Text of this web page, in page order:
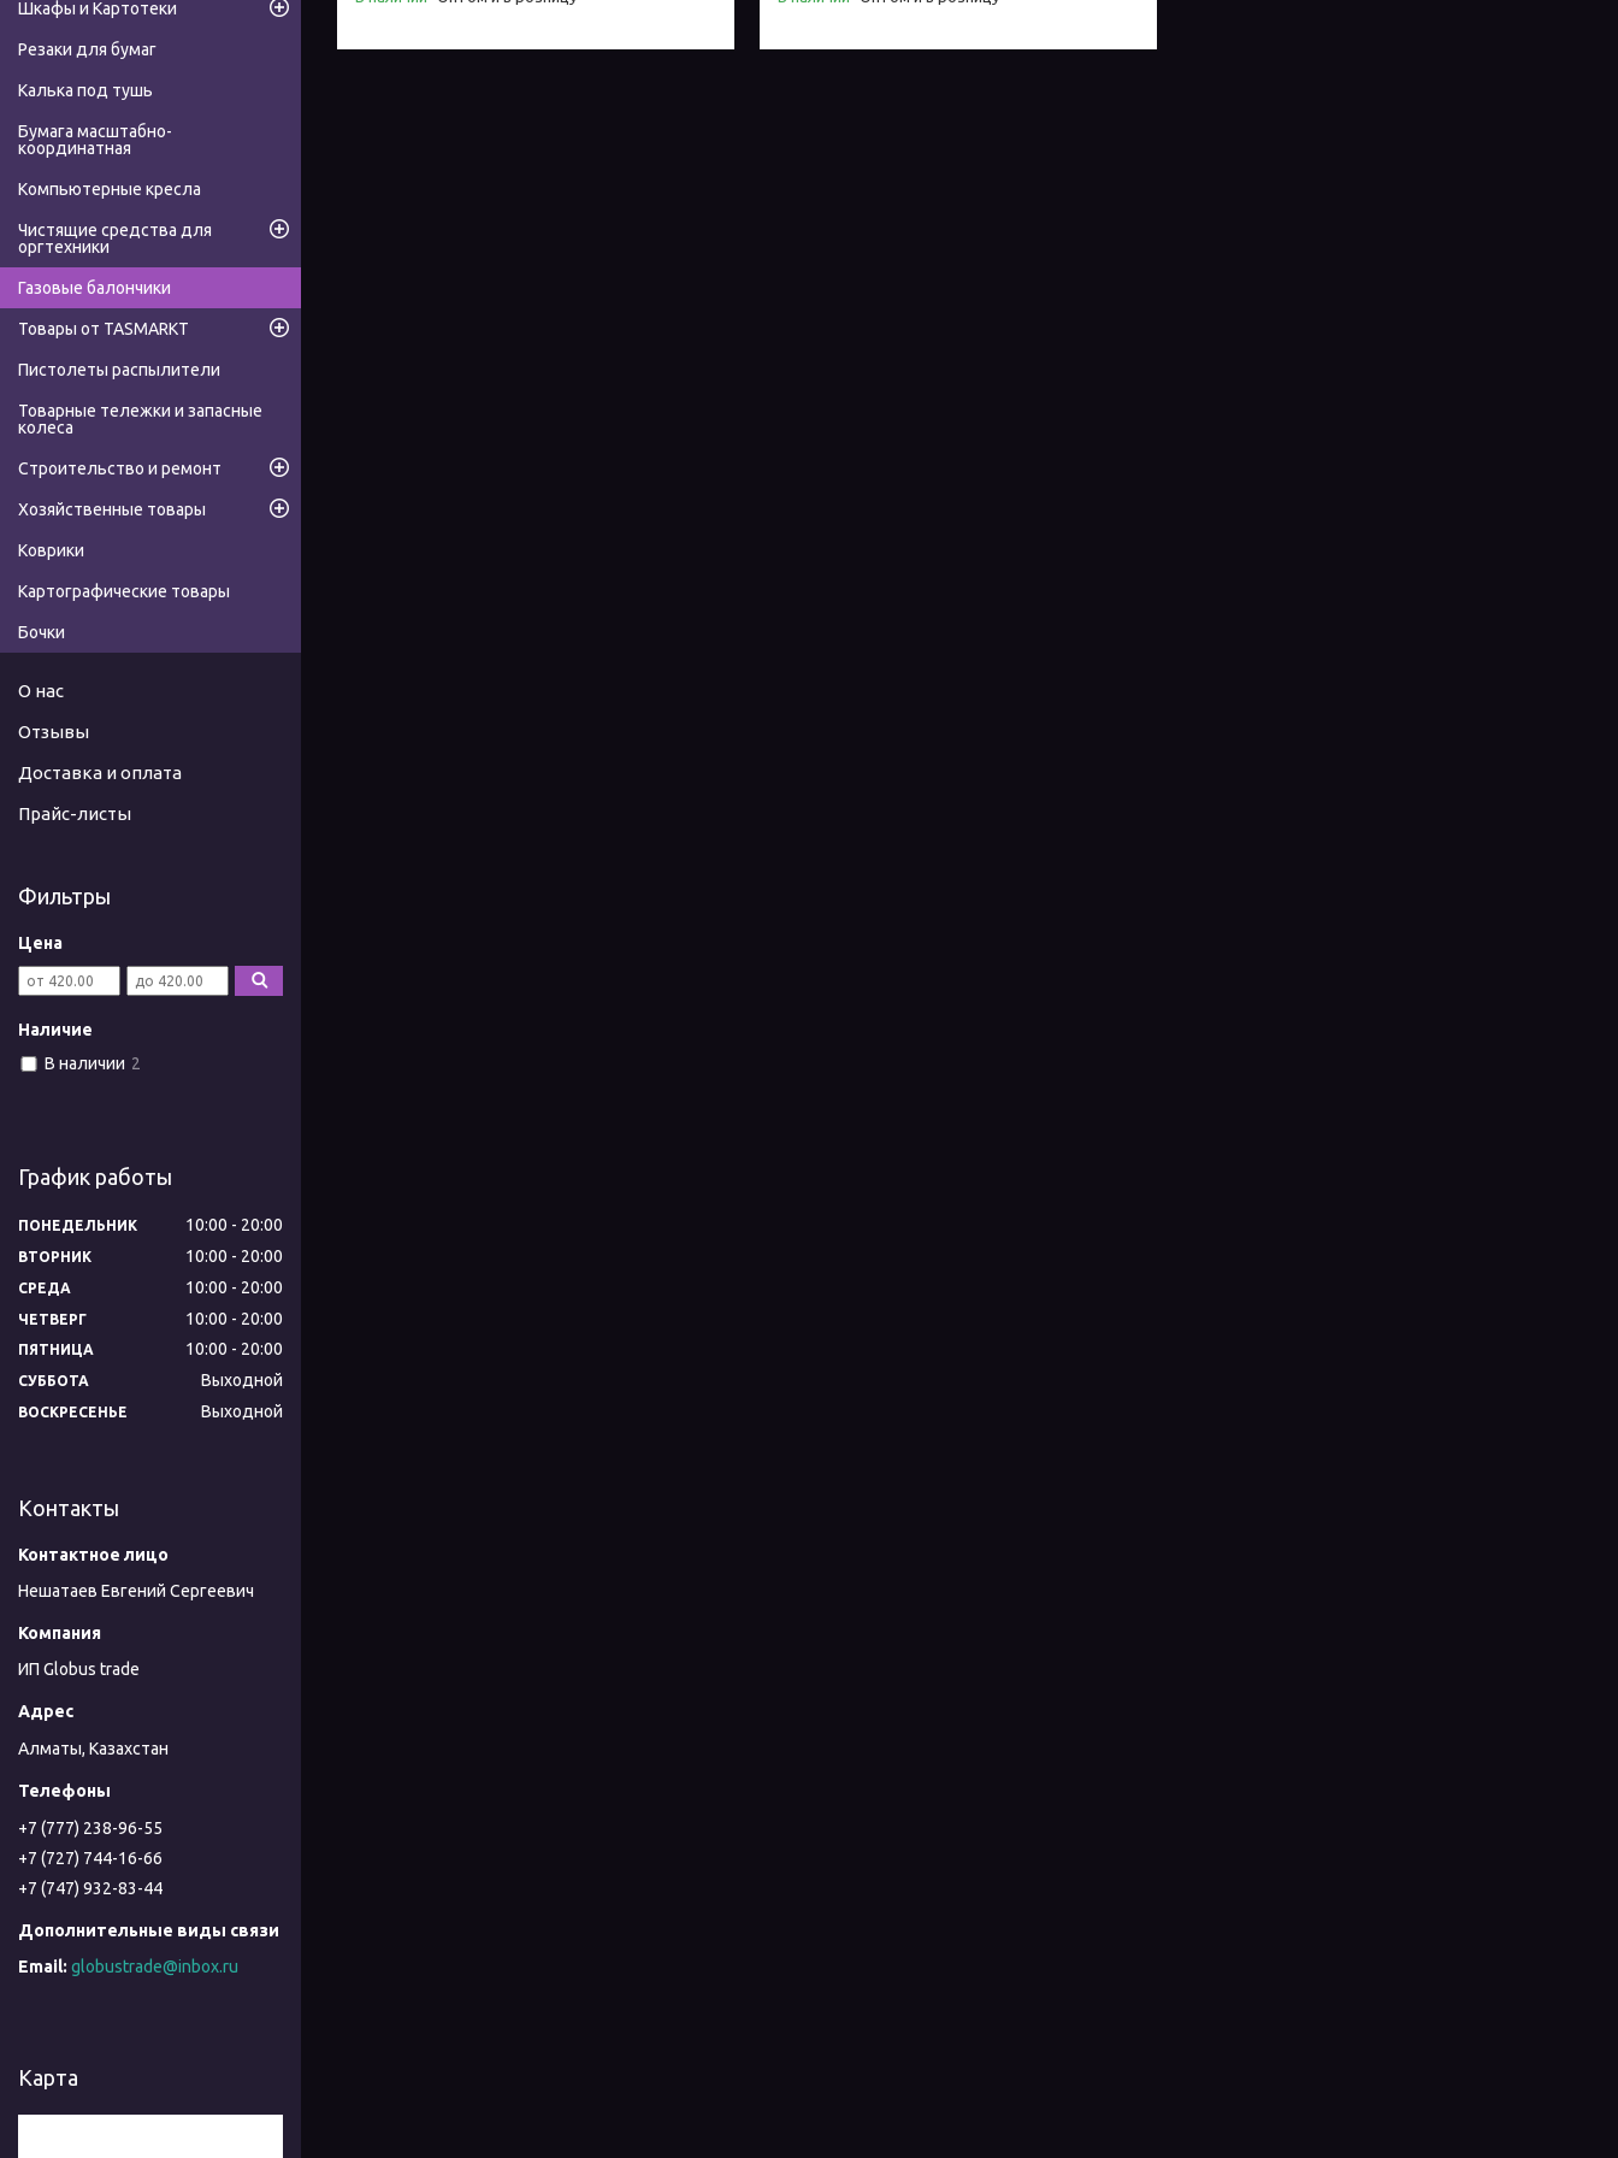
Шкафы и Картотеки
Резаки для бумаг
Калька под тушь
Бумага масштабно-
координатная
Компьютерные кресла
Чистящие средства для
оргтехники
Газовые балончики
Товары от TASMARKT
Пистолеты распылители
Товарные тележки и запасные
колеса
Строительство и ремонт
Хозяйственные товары
Коврики
Картографические товары
Бочки
О нас
Отзывы
Доставка и оплата
Прайс-листы
Фильтры
Цена
Наличие
В наличии 2
График работы
ПОНЕДЕЛЬНИК 10:00 20:00
ВТОРНИК 10:00 20:00
СРЕДА 10:00 20:00
ЧЕТВЕРГ 10:00 20:00
ПЯТНИЦА 10:00 20:00
СУББОТА Выходной
ВОСКРЕСЕНЬЕ Выходной
Контакты
Нешатаев Евгений Сергеевич
ИП Globus trade
Алматы, Казахстан
+7 (777) 238-96-55
+7 (727) 744-16-66
+7 (747) 932-83-44
globustrade@inbox.ru
Карта